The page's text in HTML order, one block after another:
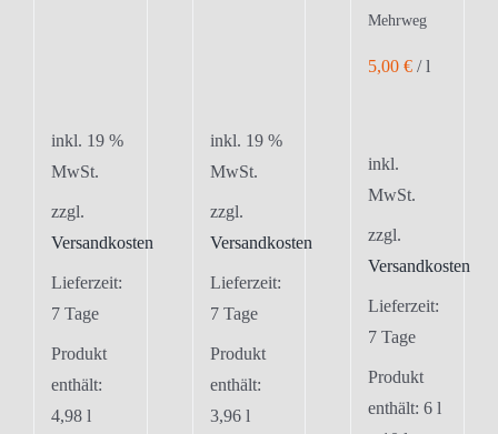
inkl. 19 %
MwSt.
zzgl.
Versandkosten
Lieferzeit:
7 Tage
Produkt
enthält:
4,98 l
inkl. 19 %
MwSt.
zzgl.
Versandkosten
Lieferzeit:
7 Tage
Produkt
enthält:
3,96 l
Mehrweg
5,00€ /l
inkl.
MwSt.
zzgl.
Versandkosten
Lieferzeit:
7 Tage
Produkt
enthält: 6l